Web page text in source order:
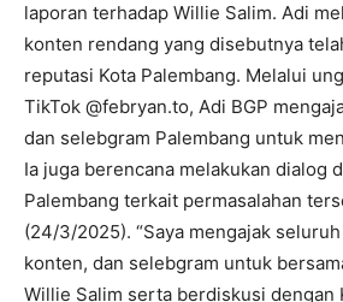
laporan terhadap Willie Salim. Adi
konten rendang yang disebutnya
reputasi Kota Palembang. Melalui
TikTok @febryan.to, Adi BGP
dan selebgram Palembang untuk
Ia juga berencana melakukan dialog
Palembang terkait permasalahan
(24/3/2025). “Saya mengajak
konten, dan selebgram untuk
Willie Salim serta berdiskusi dengan